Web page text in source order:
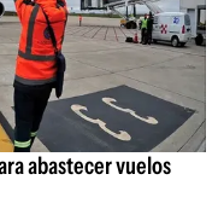
abastecer vuelos